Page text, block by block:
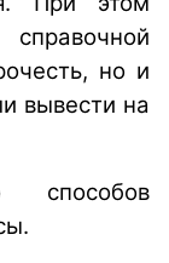
но и
вывести на
способов